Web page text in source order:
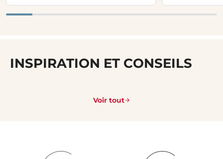
INSPIRATION ET CONSEILS
Voir tout